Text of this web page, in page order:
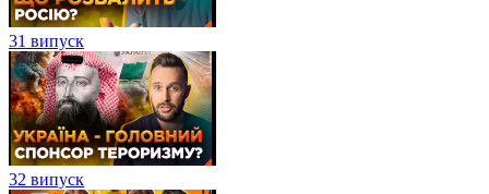
31 випуск
32 випуск